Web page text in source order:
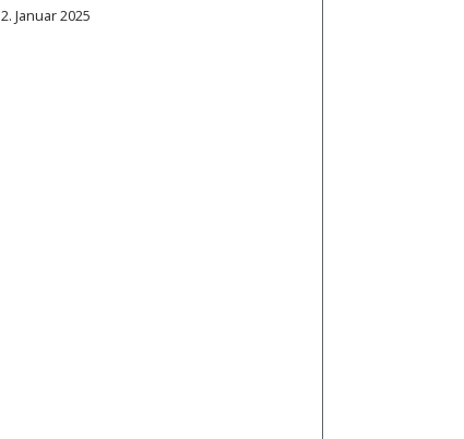
2. Januar 2025